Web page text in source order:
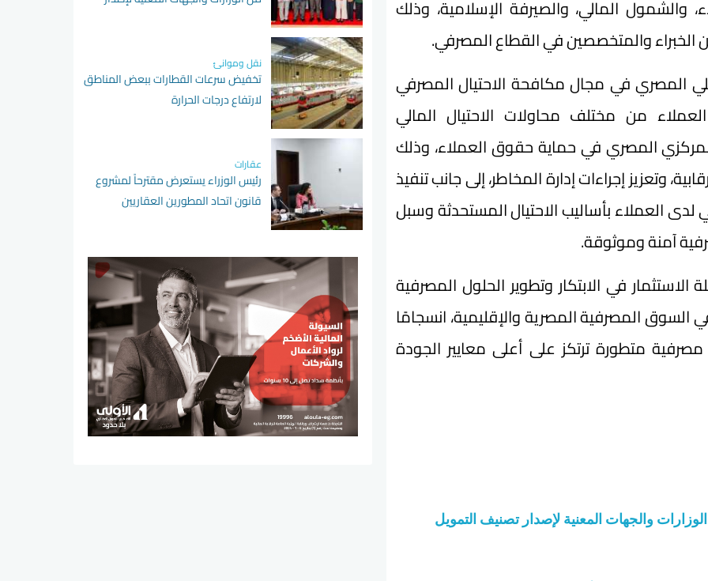
والشمول المالي، والصيرفة الإسلامية، وذلك
والمتخصصين في القطاع المصرفي.
المصري في مجال مكافحة الاحتيال المصرفي
من مختلف محاولات الاحتيال المالي
المصري في حماية حقوق العملاء، وذلك
وتعزيز إجراءات إدارة المخاطر، إلى جانب تنفيذ
العملاء بأساليب الاحتيال المستحدثة وسبل
آمنة وموثوقة.
الاستثمار في الابتكار وتطوير الحلول المصرفية
السوق المصرفية المصرية والإقليمية، انسجامًا
متطورة ترتكز على أعلى معايير الجودة
والجهات المعنية لإصدار تصنيف التمويل
نقل وموانئ
تخفيض سرعات القطارات ببعض المناطق
لارتفاع درجات الحرارة
عقارات
رئيس الوزراء يستعرض مقترحاً لمشروع
قانون اتحاد المطورين العقاريين